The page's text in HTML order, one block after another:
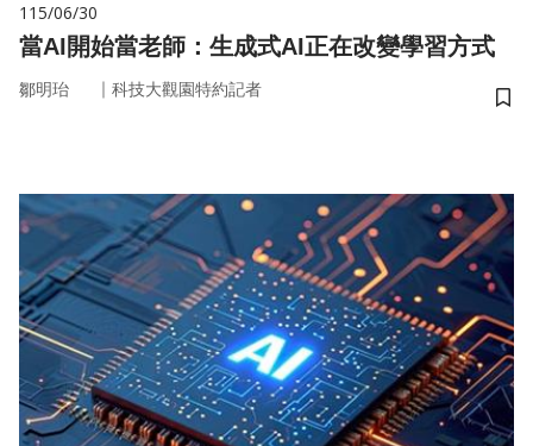
115/06/30
當AI開始當老師：生成式AI正在改變學習方式
鄒明珆 ｜ 科技大觀園特約記者
儲